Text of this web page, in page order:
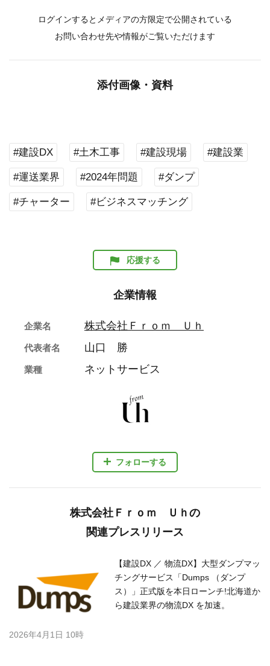
ログインするとメディアの方限定で公開されている
お問い合わせ先や情報がご覧いただけます
添付画像・資料
#建設DX #土木工事 #建設現場 #建設業
#運送業界 #2024年問題 #ダンプ
#チャーター #ビジネスマッチング
応援する
企業情報
フォローする
企業名 株式会社Ｆｒｏｍ Ｕｈ
代表者名 山口 勝
業種 ネットサービス
株式会社Ｆｒｏｍ Ｕｈの
関連プレスリリース
【建設DX ／ 物流DX】大型ダンプマッ
チングサービス「Dumps （ダンプ
ス）」正式版を本日ローンチ!北海道か
ら建設業界の物流DX を加速。
2026年4月1日 10時